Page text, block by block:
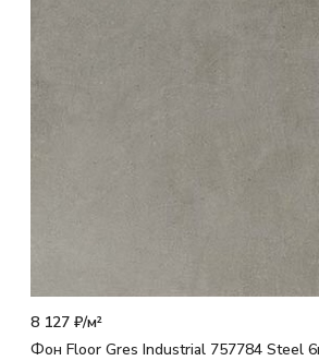
8 127 ₽/м²
Фон Floor Gres Industrial 757784 Steel